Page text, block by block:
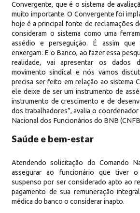
Convergente, que é o sistema de
muito importante. O Convergente foi
hoje é a principal fonte de reclamações
consideram o sistema como uma
assédio e perseguição. É assim que
enxergam. E o Banco, ao fazer essa
realidade, vai apresentar os dados
movimento sindical e nós vamos
precisa ser feito em relação ao sistema
ele deixe de ser um instrumento de
instrumento de crescimento e de
dos trabalhadores”, avalia o
Nacional dos Funcionários do BNB
Saúde e bem-estar
Atendendo solicitação do Comando
assegurar ao funcionário que tiver
suspenso por ser considerado apto ao
pagamento de sua remuneração
médica do banco o considerar inapto.